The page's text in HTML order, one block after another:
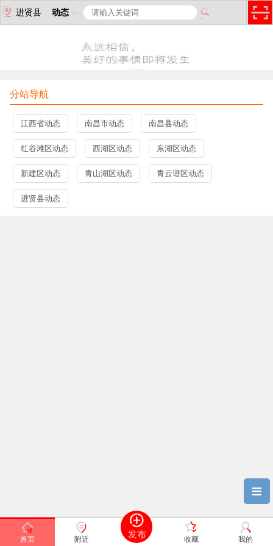
进贤县 动态
首页 附近 收藏 我的
分站导航
≡
江西省动态 南昌市动态 南昌县动态
红谷滩区动态 西湖区动态 东湖区动态
新建区动态 青山湖区动态 青云谱区动态
进贤县动态